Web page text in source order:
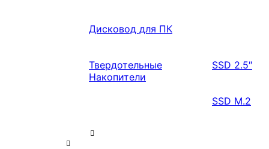
Дисковод для ПК
Твердотельные
Накопители
SSD 2.5″
SSD M.2